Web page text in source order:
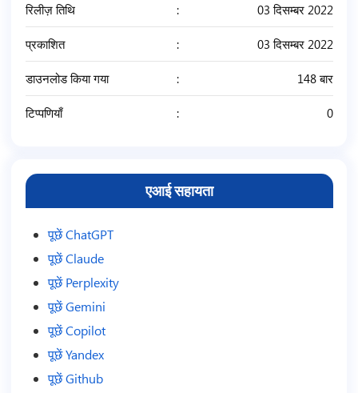
रिलीज़ तिथि 03 दिसम्बर 2022
प्रकाशित 03 दिसम्बर 2022
डाउनलोड किया गया 148 बार
टिप्पणियाँ 0
एआई सहायता
पूछें ChatGPT
पूछें Claude
पूछें Perplexity
पूछें Gemini
पूछें Copilot
पूछें Yandex
पूछें Github